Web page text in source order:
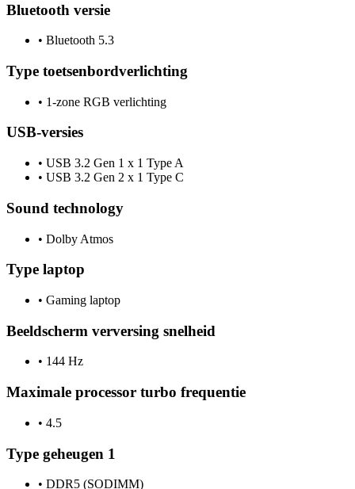
Bluetooth versie
• Bluetooth 5.3
Type toetsenbordverlichting
• 1-zone RGB verlichting
USB-versies
• USB 3.2 Gen 1 x 1 Type A
• USB 3.2 Gen 2 x 1 Type C
Sound technology
• Dolby Atmos
Type laptop
• Gaming laptop
Beeldscherm verversing snelheid
• 144 Hz
Maximale processor turbo frequentie
• 4.5
Type geheugen 1
• DDR5 (SODIMM)